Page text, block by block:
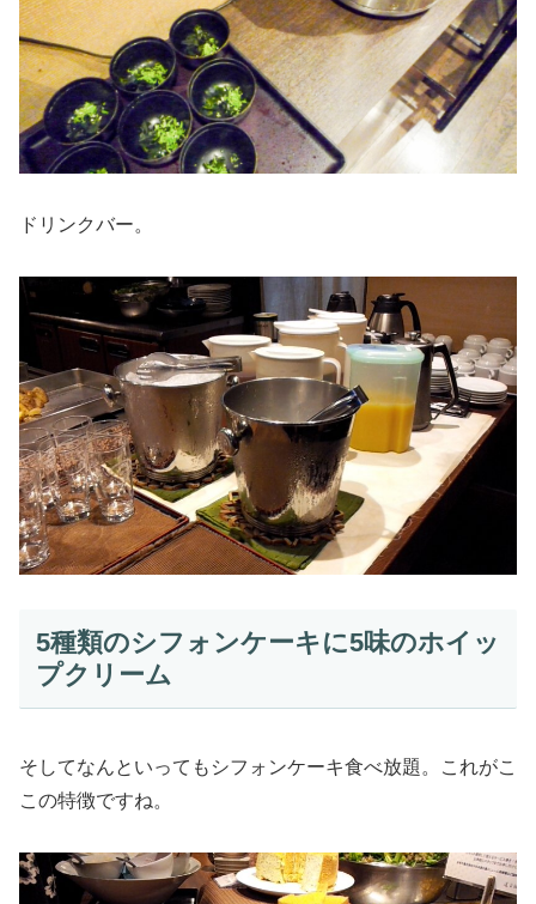
ドリンクバー。
5種類のシフォンケーキに5味のホイッ
プクリーム
そしてなんといってもシフォンケーキ食べ放題。これがこ
この特徴ですね。